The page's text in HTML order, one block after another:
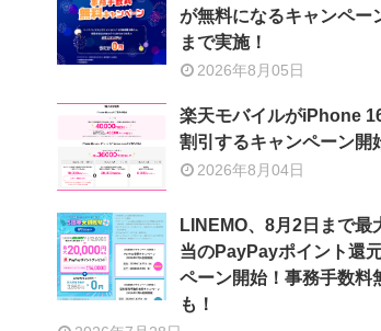
が無料になるキャンペー
まで実施！
2026年8月05日
楽天モバイルがiPhone
割引するキャンペーン開
2026年8月04日
LINEMO、8月2日まで最
当のPayPayポイント還
ペーン開始！事務手数料
も！